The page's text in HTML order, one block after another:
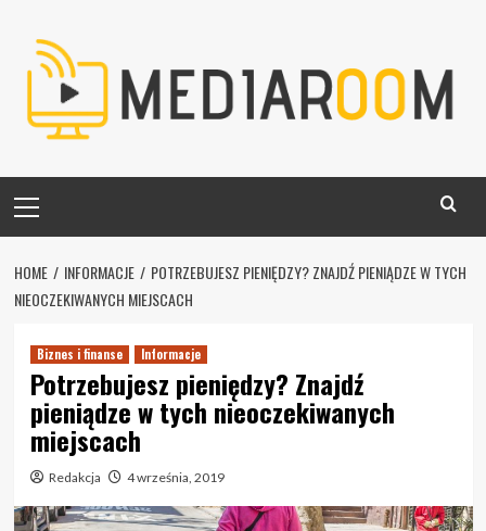
content
Menu
HOME INFORMACJE
POTRZEBUJESZ PIENIĘDZY? ZNAJDŹ PIENIĄDZE W TYCH
NIEOCZEKIWANYCH MIEJSCACH
Biznes i finanse Informacje
Potrzebujesz pieniędzy? Znajdź
pieniądze w tych nieoczekiwanych
miejscach
Redakcja 4 września, 2019